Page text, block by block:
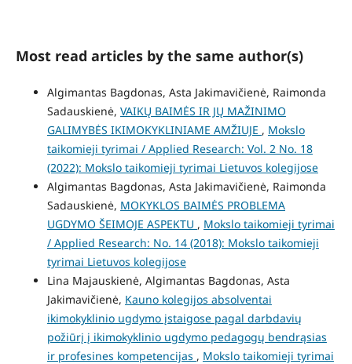
Most read articles by the same author(s)
Algimantas Bagdonas, Asta Jakimavičienė, Raimonda
Sadauskienė, VAIKŲ BAIMĖS IR JŲ MAŽINIMO
GALIMYBĖS IKIMOKYKLINIAME AMŽIUJE , Mokslo
taikomieji tyrimai / Applied Research: Vol. 2 No. 18
(2022): Mokslo taikomieji tyrimai Lietuvos kolegijose
Algimantas Bagdonas, Asta Jakimavičienė, Raimonda
Sadauskienė, MOKYKLOS BAIMĖS PROBLEMA
UGDYMO ŠEIMOJE ASPEKTU , Mokslo taikomieji tyrimai
/ Applied Research: No. 14 (2018): Mokslo taikomieji
tyrimai Lietuvos kolegijose
Lina Majauskienė, Algimantas Bagdonas, Asta
Jakimavičienė, Kauno kolegijos absolventai
ikimokyklinio ugdymo įstaigose pagal darbdavių
požiūrį į ikimokyklinio ugdymo pedagogų bendrąsias
ir profesines kompetencijas , Mokslo taikomieji tyrimai